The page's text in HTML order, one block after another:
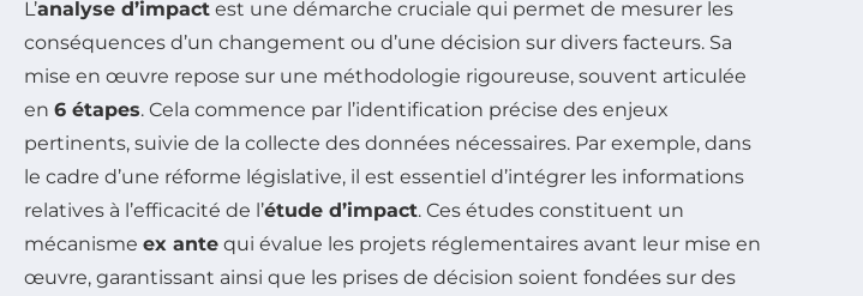
L’analyse d’impact est une démarche cruciale qui permet de mesurer les
conséquences d’un changement ou d’une décision sur divers facteurs. Sa
mise en œuvre repose sur une méthodologie rigoureuse, souvent articulée
en 6 étapes. Cela commence par l’identification précise des enjeux
pertinents, suivie de la collecte des données nécessaires. Par exemple, dans
le cadre d’une réforme législative, il est essentiel d’intégrer les informations
relatives à l’efficacité de l’étude d’impact. Ces études constituent un
mécanisme ex ante qui évalue les projets réglementaires avant leur mise en
œuvre, garantissant ainsi que les prises de décision soient fondées sur des